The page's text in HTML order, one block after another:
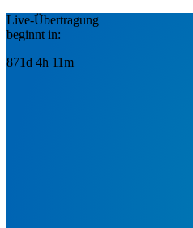
Live-Übertragung
beginnt in:
871d 4h 11m